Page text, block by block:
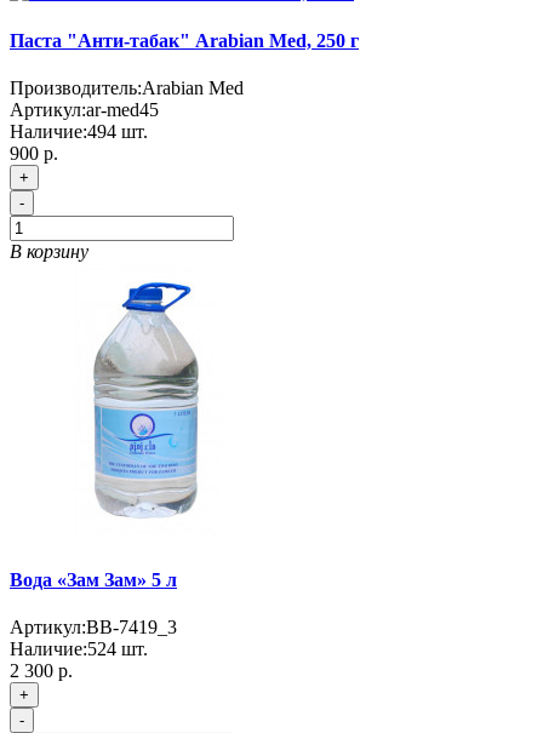
Паста "Анти-табак" Arabian Med, 250 г
Производитель:Arabian Med
Артикул:ar-med45
Наличие:494 шт.
900 р.
+
-
В корзину
Вода «Зам Зам» 5 л
Артикул:BB-7419_3
Наличие:524 шт.
2 300 р.
+
-